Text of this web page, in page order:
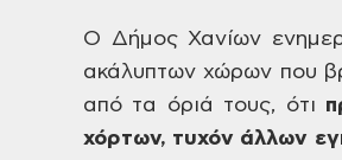
Ο Δήμος Χανίων
ακάλυπτων χώρων που
από τα όριά τους, ότι
χόρτων, τυχόν άλλων